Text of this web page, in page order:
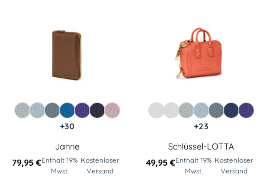
+30
Janne
79,95 €Enthält 19%
Mwst.
Kostenloser
Versand
+23
Schlüssel-LOTTA
49,95 €Enthält 19%
Mwst.
Kostenloser
Versand